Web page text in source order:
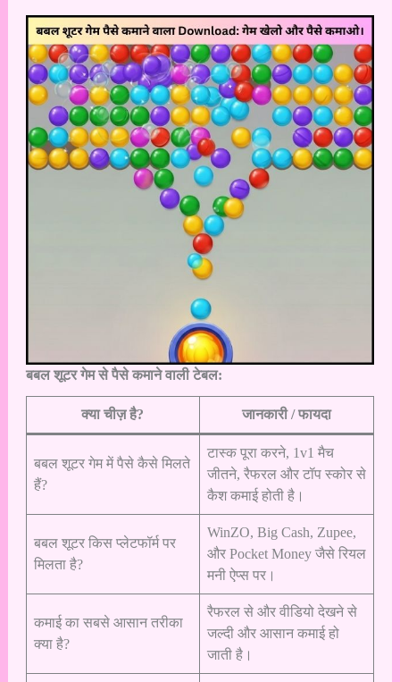
बबल शूटर गेम से पैसे कमाने वाली टेबल:
क्या चीज़ है? जानकारी / फायदा
बबल शूटर गेम में पैसे कैसे मिलते
हैं?
टास्क पूरा करने, 1v1 मैच
जीतने, रैफरल और टॉप स्कोर से
कैश कमाई होती है।
बबल शूटर किस प्लेटफॉर्म पर
मिलता है?
WinZO, Big Cash, Zupee,
और Pocket Money जैसे रियल
मनी ऐप्स पर।
कमाई का सबसे आसान तरीका
क्या है?
रैफरल से और वीडियो देखने से
जल्दी और आसान कमाई हो
जाती है।